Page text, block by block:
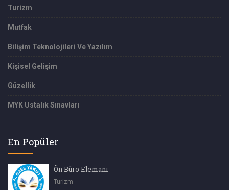
Turizm
Mutfak
Bilişim Teknolojileri Ve Yazılım
Kişisel Gelişim
Güzellik
MYK Ustalık Sınavları
En Popüler
Ön Büro Elemanı
Turizm